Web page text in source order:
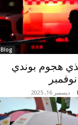
Blog
هجوم بوندي
- ديسمبر 16, 2025